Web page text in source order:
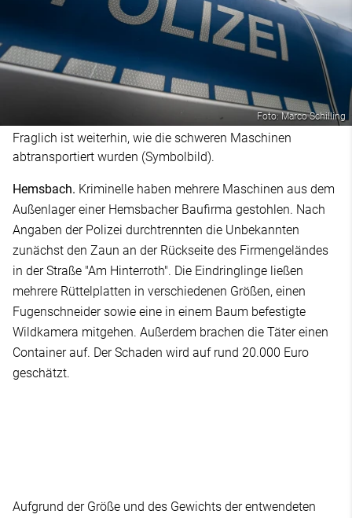
Foto: Marco Schilling
Fraglich ist weiterhin, wie die schweren Maschinen
abtransportiert wurden (Symbolbild).
Hemsbach. Kriminelle haben mehrere Maschinen aus dem
Außenlager einer Hemsbacher Baufirma gestohlen. Nach
Angaben der Polizei durchtrennten die Unbekannten
zunächst den Zaun an der Rückseite des Firmengeländes
in der Straße "Am Hinterroth". Die Eindringlinge ließen
mehrere Rüttelplatten in verschiedenen Größen, einen
Fugenschneider sowie eine in einem Baum befestigte
Wildkamera mitgehen. Außerdem brachen die Täter einen
Container auf. Der Schaden wird auf rund 20.000 Euro
geschätzt.
Aufgrund der Größe und des Gewichts der entwendeten